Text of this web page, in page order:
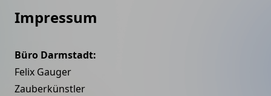
Impressum
Büro Darmstadt:
Felix Gauger
Zauberkünstler